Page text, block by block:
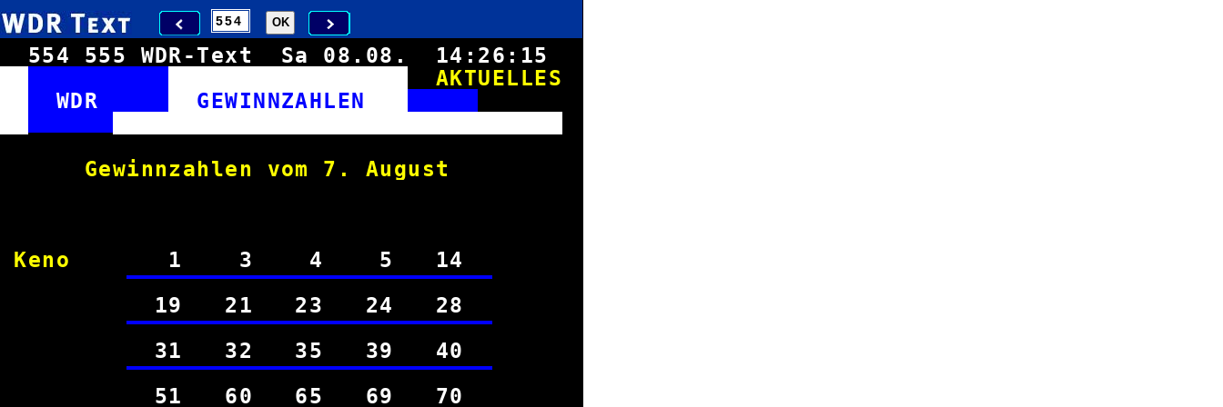
554 555 WDR-Text Sa 08.08. 14:26:15
AKTUELLES
WDR
GEWINNZAHLEN
Gewinnzahlen vom 7. August
Keno 1 3 4 5 14
19 21 23 24 28
31 32 35 39 40
51 60 65 69 70